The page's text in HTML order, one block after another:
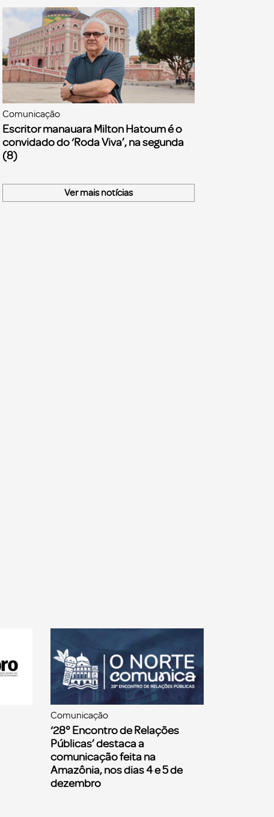
Comunicação
Escritor manauara Milton Hatoum é o
convidado do ‘Roda Viva’, na segunda
(8)
Ver mais notícias
Comunicação
‘28° Encontro de Relações
Públicas’ destaca a
comunicação feita na
Amazônia, nos dias 4 e 5 de
dezembro